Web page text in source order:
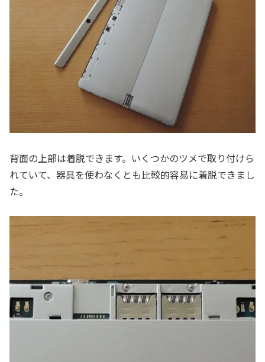
背面の上部は着脱できます。いくつかのツメで取り付けら
れていて、器具を使わなくとも比較的容易に着脱できまし
た。